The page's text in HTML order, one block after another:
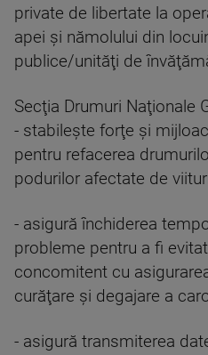
private de libertate la
apei şi nămolului din
publice/unităţi de
Secţia Drumuri Naţionale
- stabileşte forţe şi
pentru refacerea
podurilor afectate de
- asigură închiderea
probleme pentru a fi
concomitent cu
curăţare şi degajare a
- asigură transmiterea